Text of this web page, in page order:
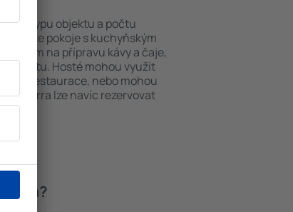
na typu objektu a počtu
najdete pokoje s kuchyňským
na přípravu kávy a čaje,
Hosté mohou využít
z restaurace, nebo mohou
Acerra lze navíc rezervovat